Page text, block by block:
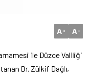
A+ A-
ile Düzce Valiliği
Dr. Zülkif Dağlı,